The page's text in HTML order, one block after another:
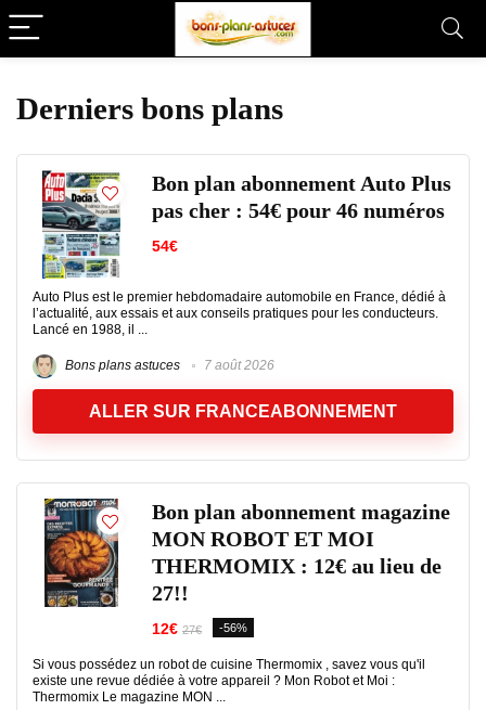
Derniers bons plans
Bon plan abonnement Auto Plus
pas cher : 54€ pour 46 numéros
54€
Auto Plus est le premier hebdomadaire automobile en France, dédié à
l’actualité, aux essais et aux conseils pratiques pour les conducteurs.
Lancé en 1988, il ...
Bons plans astuces 7 août 2026
ALLER SUR FRANCEABONNEMENT
Bon plan abonnement magazine
MON ROBOT ET MOI
THERMOMIX : 12€ au lieu de
27!!
12€ 27€ -56%
Si vous possédez un robot de cuisine Thermomix , savez vous qu'il
existe une revue dédiée à votre appareil ? Mon Robot et Moi :
Thermomix Le magazine MON ...